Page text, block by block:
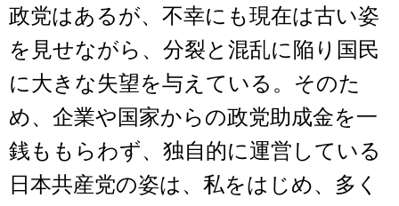
政党はあるが、不幸にも現在は古い姿
を見せながら、分裂と混乱に陥り国民
に大きな失望を与えている。そのた
め、企業や国家からの政党助成金を一
銭ももらわず、独自的に運営している
日本共産党の姿は、私をはじめ、多く